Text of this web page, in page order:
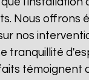
Nous offrons
nos
tranquillité
témoignent